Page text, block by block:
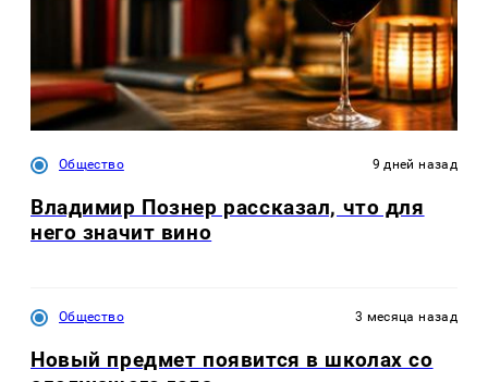
Общество 9 дней назад
Владимир Познер рассказал, что для
него значит вино
Общество 3 месяца назад
Новый предмет появится в школах со